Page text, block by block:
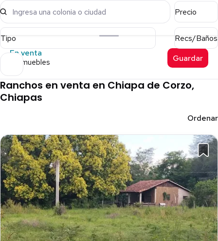
Ingresa una colonia o ciudad Precio
Tipo
Recs/Baños
En venta
9 inmuebles Guardar
Ranchos en venta en Chiapa de Corzo,
Chiapas
Ordenar